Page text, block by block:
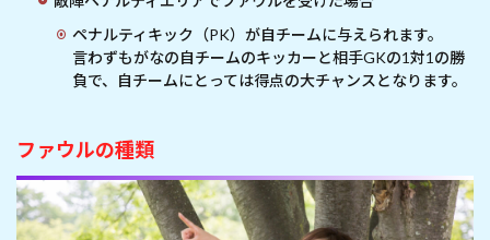
ペナルティキック（PK）が自チームに与えられます。
言わずもがなの自チームのキッカーと相手GKの1対1の勝
負で、自チームにとっては得点の大チャンスとなります。
ファウルの種類